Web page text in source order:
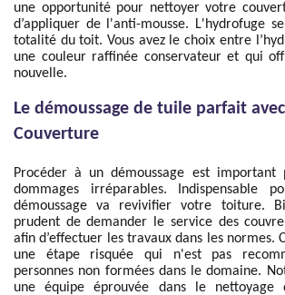
une opportunité pour nettoyer votre
d’appliquer de l'anti-mousse. L'hydrofuge
totalité du toit. Vous avez le choix entre
une couleur raffinée conservateur et qui
nouvelle.
Le démoussage de tuile parfait avec
Couverture
Procéder à un démoussage est
dommages irréparables. Indispensable
démoussage va revivifier votre toiture.
prudent de demander le service des
afin d’effectuer les travaux dans les normes.
une étape risquée qui n'est pas
personnes non formées dans le domaine.
une équipe éprouvée dans le